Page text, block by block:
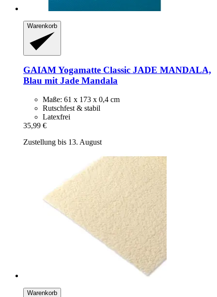
Warenkorb
GAIAMYogamatte Classic JADE MANDALA,
Blau mit Jade Mandala
Maße: 61 x 173 x 0,4 cm
Rutschfest & stabil
Latexfrei
35,99 €
Zustellung bis 13. August
Warenkorb